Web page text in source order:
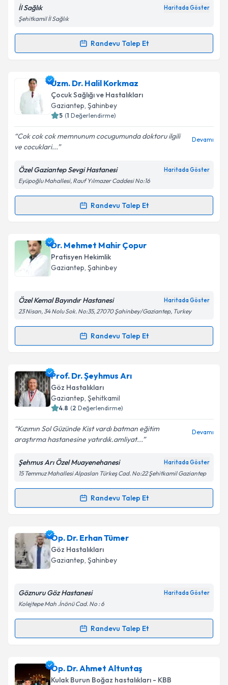
Kişisel verilerimin işlenmesine ilişkin
Metni'ni okudum ve kişisel verilerimin belirtilen
Takvim Talebini Gönder
İl Sağlık Haritada Göster
Şehitkamil İl Sağlık
Randevu Talep Et
Randevu Takvimi Talebi
Dr. Anıl Hıdıroğluiçin randevu takvimi talebi
oluşturun. Size bu uzmandan randevu almanız için bir
takvim hazırlandığında e-posta ile bilgilendireceğiz.
Kişisel verilerimin işlenmesine ilişkin
Aydınlatma
Metni'ni okudum ve kişisel verilerimin belirtilen
kapsamda işlenmesini kabul ediyorum.
Uzm. Dr. Halil Korkmaz
Çocuk Sağlığı ve Hastalıkları
Gaziantep, Şahinbey
5 (1 Değerlendirme)
Cok cok cok memnunum cocugumunda doktoru ilgili
ve cocuklari...
Devamı
Özel Gaziantep Sevgi Hastanesi Haritada Göster
Eyüpoğlu Mahallesi, Rauf Yılmazer Caddesi No:16
Randevu Talep Et
Randevu Takvimi Talebi
Uzm. Dr. Halil Korkmaziçin randevu takvimi talebi
oluşturun. Size bu uzmandan randevu almanız için bir
takvim hazırlandığında e-posta ile bilgilendireceğiz.
Kişisel verilerimin işlenmesine ilişkin
Metni'ni okudum ve kişisel verilerimin belirtilen
Takvim Talebini Gönder
Dr. Mehmet Mahir Çopur
Pratisyen Hekimlik
Gaziantep, Şahinbey
Özel Kemal Bayındır Hastanesi Haritada Göster
23 Nisan, 34 Nolu Sok. No:35, 27070 Şahinbey/Gaziantep, Turkey
Randevu Talep Et
Randevu Takvimi Talebi
Dr. Mehmet Mahir Çopuriçin randevu takvimi talebi
oluşturun. Size bu uzmandan randevu almanız için bir
takvim hazırlandığında e-posta ile bilgilendireceğiz.
Kişisel verilerimin işlenmesine ilişkin
Aydınlatma
Metni'ni okudum ve kişisel verilerimin belirtilen
kapsamda işlenmesini kabul ediyorum.
Prof. Dr. Şeyhmus Arı
Göz Hastalıkları
Gaziantep, Şehitkamil
4.8 (2 Değerlendirme)
Kızımın Sol Güzünde Kist vardı batman eğitim
araştırma hastanesine yatırdık.amliyat...
Devamı
Şehmus Arı Özel Muayenehanesi Haritada Göster
15 Temmuz Mahallesi Alpaslan Türkeş Cad. No:22 Şehitkamil Gaziantep
Randevu Talep Et
Randevu Takvimi Talebi
Prof. Dr. Şeyhmus Arıiçin randevu takvimi talebi
oluşturun. Size bu uzmandan randevu almanız için bir
takvim hazırlandığında e-posta ile bilgilendireceğiz.
Kişisel verilerimin işlenmesine ilişkin
Metni'ni okudum ve kişisel verilerimin belirtilen
Takvim Talebini Gönder
Op. Dr. Erhan Tümer
Göz Hastalıkları
Gaziantep, Şahinbey
Göznuru Göz Hastanesi Haritada Göster
Kolejtepe Mah .İnönü Cad. No : 6
Randevu Talep Et
Randevu Takvimi Talebi
Op. Dr. Erhan Tümer için randevu takvimi talebi
oluşturun. Size bu uzmandan randevu almanız için bir
Op. Dr. Ahmet Altuntaş
Kulak Burun Boğaz hastalıkları - KBB